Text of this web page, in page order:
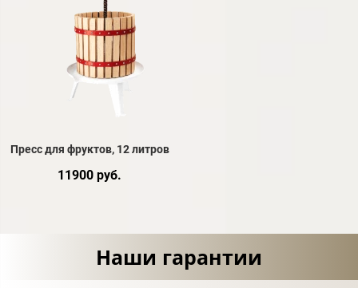
Пресс для фруктов, 12 литров
11900 руб.
Наши гарантии